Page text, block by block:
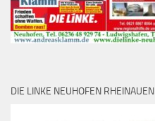
DIE LINKE NEUHOFEN RHEINAUEN